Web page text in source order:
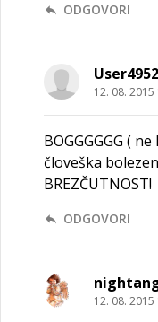
ODGOVORI
12. 08. 2015
BOGGGGGG (
človeška
BREZČUTNOST!
ODGOVORI
12. 08. 2015